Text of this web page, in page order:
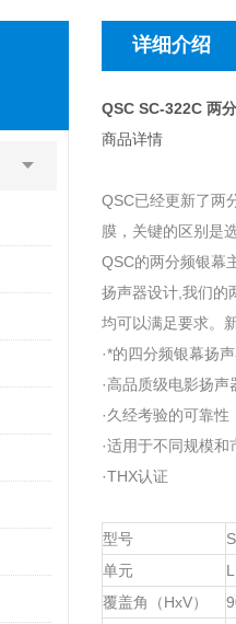
详细介绍
QSC SC-322C 两
商品详情
QSC已经更新了两
膜，关键的区别是
QSC的两分频银幕
扬声器设计,我们的
均可以满足要求。
·*的四分频银幕扬
·高品质级电影扬声
·久经考验的可靠性
·适用于不同规模
·THX认证
型号
单元
覆盖角（HxV）